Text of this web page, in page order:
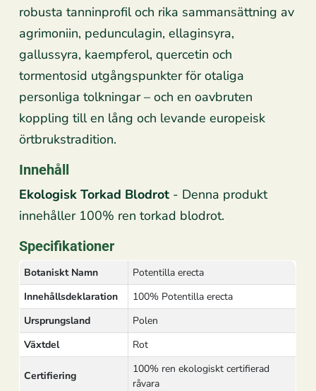
robusta tanninprofil och rika sammansättning av
agrimoniin, pedunculagin, ellaginsyra,
gallussyra, kaempferol, quercetin och
tormentosid utgångspunkter för otaliga
personliga tolkningar – och en oavbruten
koppling till en lång och levande europeisk
örtbrukstradition.
Innehåll
Ekologisk Torkad Blodrot - Denna produkt
innehåller 100% ren torkad blodrot.
Specifikationer
Botaniskt Namn
Potentilla erecta
Innehållsdeklaration
100% Potentilla erecta
Ursprungsland
Polen
Växtdel
Rot
Certifiering
100% ren ekologiskt certifierad
råvara